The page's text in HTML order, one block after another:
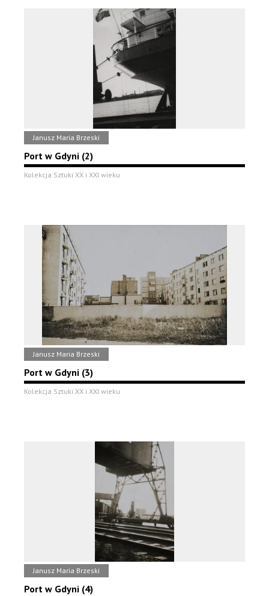
Janusz Maria Brzeski
Port w Gdyni (2)
Kolekcja Sztuki XX i XXI wieku
Janusz Maria Brzeski
Port w Gdyni (3)
Kolekcja Sztuki XX i XXI wieku
Janusz Maria Brzeski
Port w Gdyni (4)